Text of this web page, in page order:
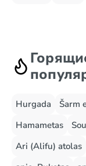
Hurgada Šarm
Hamametas
Ari (Alifu) atolas